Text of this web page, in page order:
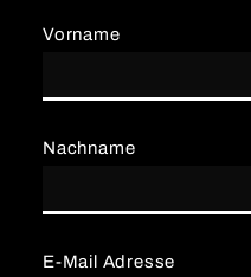
Vorname
E-Mail Adresse
Nachname